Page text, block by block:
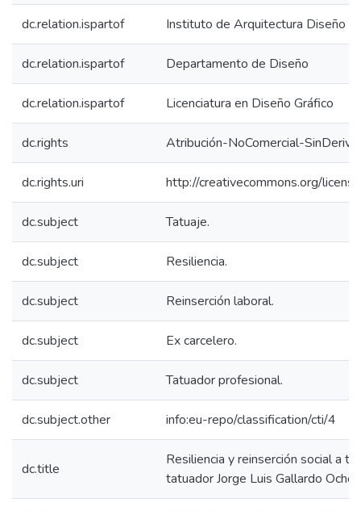
dc.relation.ispartof Instituto de Arquitectura Diseño y
dc.relation.ispartof Departamento de Diseño
dc.relation.ispartof Licenciatura en Diseño Gráfico
dc.rights Atribución-NoComercial-
dc.rights.uri http://creativecommons.org/
dc.subject Tatuaje.
dc.subject Resiliencia.
dc.subject Reinserción laboral.
dc.subject Ex carcelero.
dc.subject Tatuador profesional.
dc.subject.other info:eu-repo/classification/cti/4
dc.title
Resiliencia y reinserción social a
tatuador Jorge Luis Gallardo